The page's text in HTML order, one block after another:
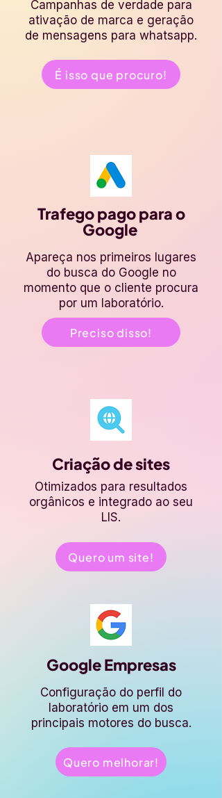
Campanhas de verdade para
ativação de marca e geração
de mensagens para whatsapp.
É isso que procuro!
Trafego pago para o
Google
Apareça nos primeiros lugares
do busca do Google no
momento que o cliente procura
por um laboratório.
Preciso disso!
Criação de sites
Otimizados para resultados
orgânicos e integrado ao seu
LIS.
Quero um site!
Google Empresas
Configuração do perfil do
laboratório em um dos
principais motores do busca.
Quero melhorar!